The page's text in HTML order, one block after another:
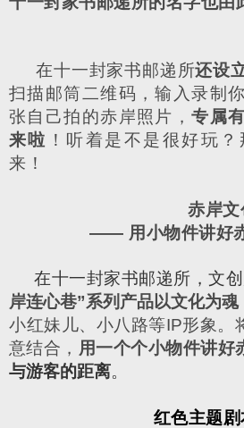
在十一封家书邮递所还设
扫描邮筒二维码，输入录制
张自己拍的赤岸照片，专属
来啦 ！听着是不是很好玩
来！
赤岸文
—— 用小物件讲好
在十一封家书邮递所，文
岸连心巷”系列产品以文化为魂
小红妹儿、小八路等IP形象。
意结合， 用一个个小物件讲好
与游客的距离。
红色主题